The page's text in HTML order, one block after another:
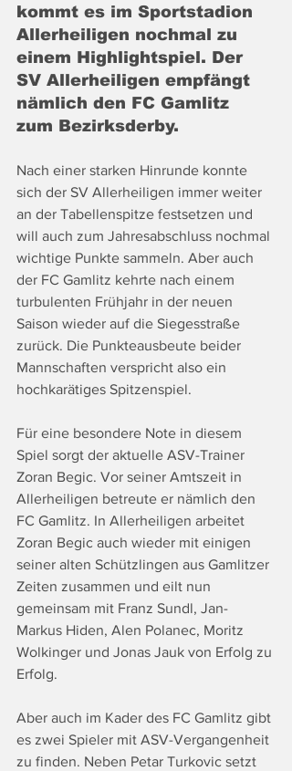
kommt es im Sportstadion
Allerheiligen nochmal zu
einem Highlightspiel. Der
SV Allerheiligen empfängt
nämlich den FC Gamlitz
zum Bezirksderby.
Nach einer starken Hinrunde konnte
sich der SV Allerheiligen immer weiter
an der Tabellenspitze festsetzen und
will auch zum Jahresabschluss nochmal
wichtige Punkte sammeln. Aber auch
der FC Gamlitz kehrte nach einem
turbulenten Frühjahr in der neuen
Saison wieder auf die Siegesstraße
zurück. Die Punkteausbeute beider
Mannschaften verspricht also ein
hochkarätiges Spitzenspiel.
Für eine besondere Note in diesem
Spiel sorgt der aktuelle ASV-Trainer
Zoran Begic. Vor seiner Amtszeit in
Allerheiligen betreute er nämlich den
FC Gamlitz. In Allerheiligen arbeitet
Zoran Begic auch wieder mit einigen
seiner alten Schützlingen aus Gamlitzer
Zeiten zusammen und eilt nun
gemeinsam mit Franz Sundl, Jan-
Markus Hiden, Alen Polanec, Moritz
Wolkinger und Jonas Jauk von Erfolg zu
Erfolg.
Aber auch im Kader des FC Gamlitz gibt
es zwei Spieler mit ASV-Vergangenheit
zu finden. Neben Petar Turkovic setzt